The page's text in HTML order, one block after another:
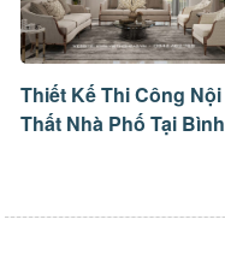
Thiết Kế Thi Công Nội
Thất Nhà Phố Tại Bình